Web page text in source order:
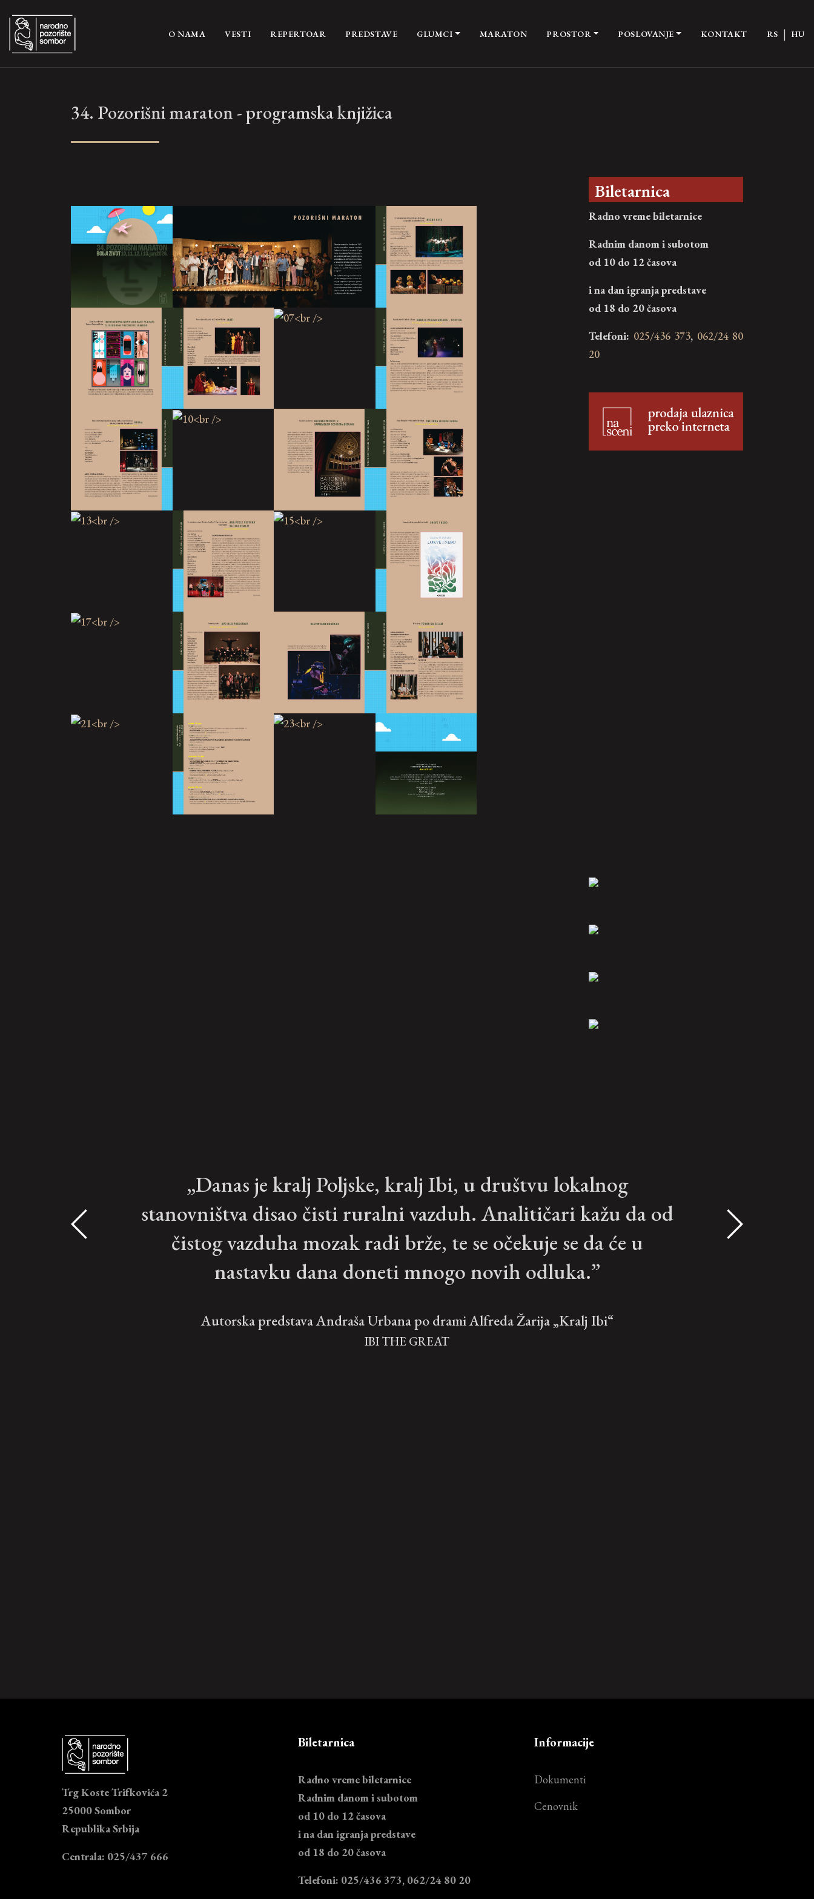
O NAMA (CURRENT)
VESTI REPERTOAR PREDSTAVE GLUMCI MARATON PROSTOR POSLOVANJE KONTAKT RS | HU
34. Pozorišni maraton - programska knjižica
Biletarnica
Radno vreme biletarnice
Radnim danom i subotom
od 10 do 12 časova
i na dan igranja predstave
od 18 do 20 časova
Telefoni: 025/436 373, 062/24 80
20
„Danas je kralj Poljske, kralj Ibi, u društvu lokalnog
stanovništva disao čisti ruralni vazduh. Analitičari kažu da od
čistog vazduha mozak radi brže, te se očekuje se da će u
nastavku dana doneti mnogo novih odluka.”
Autorska predstava Andraša Urbana po drami Alfreda Žarija „Kralj Ibi“
IBI THE GREAT
Trg Koste Trifkovića 2
25000 Sombor
Republika Srbija
Centrala: 025/437 666
Biletarnica
Radno vreme biletarnice
Radnim danom i subotom
od 10 do 12 časova
i na dan igranja predstave
od 18 do 20 časova
Telefoni: 025/436 373, 062/24 80 20
Informacije
Dokumenti
Cenovnik